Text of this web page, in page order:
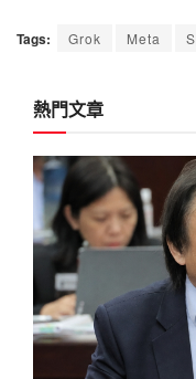
Tags: Grok Meta
熱門文章